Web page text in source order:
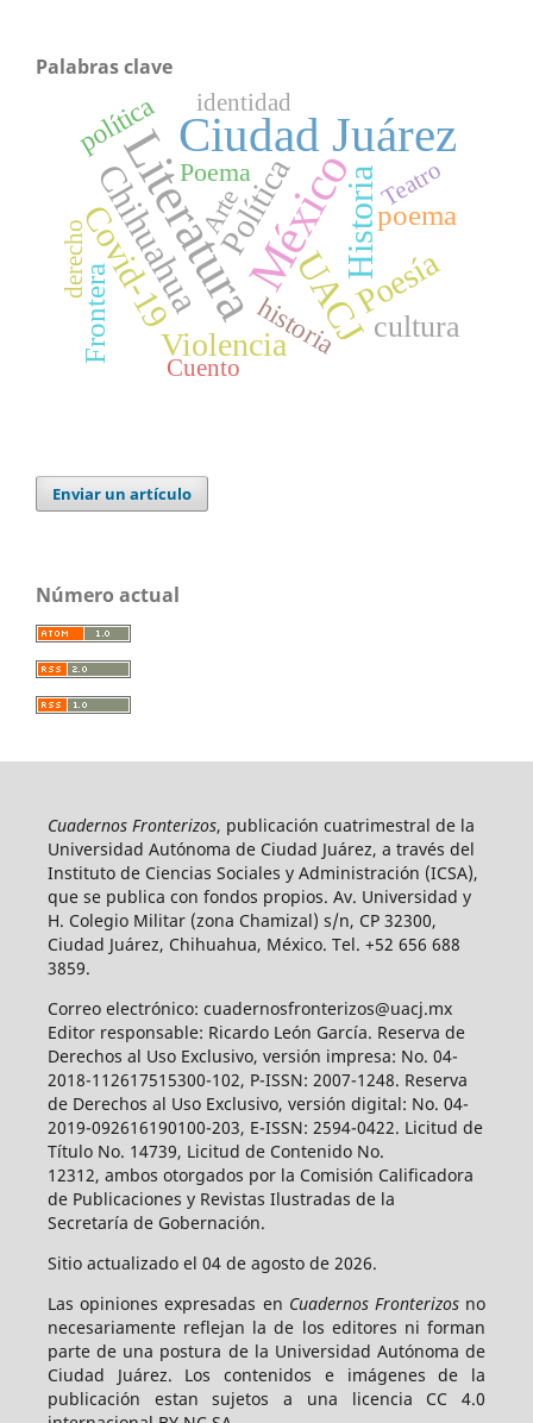
Palabras clave
Literatura
Ciudad Juárez
México
UACJ
Chihuahua Historia
Covid-19 Poesía
Violencia
Política
cultura
poema
Frontera
política
historia
Poema
Arte
derecho
Teatro
identidad
Cuento
Enviar un artículo
Número actual
Cuadernos Fronterizos, publicación cuatrimestral de la
Universidad Autónoma de Ciudad Juárez, a través del
Instituto de Ciencias Sociales y Administración (ICSA),
que se publica con fondos propios. Av. Universidad y
H. Colegio Militar (zona Chamizal) s/n, CP 32300,
Ciudad Juárez, Chihuahua, México. Tel. +52 656 688
3859.
Correo electrónico: cuadernosfronterizos@uacj.mx
Editor responsable: Ricardo León García. Reserva de
Derechos al Uso Exclusivo, versión impresa: No. 04-
2018-112617515300-102, P-ISSN: 2007-1248. Reserva
de Derechos al Uso Exclusivo, versión digital: No. 04-
2019-092616190100-203, E-ISSN: 2594-0422. Licitud de
Título No. 14739, Licitud de Contenido No.
12312, ambos otorgados por la Comisión Calificadora
de Publicaciones y Revistas Ilustradas de la
Secretaría de Gobernación.
Sitio actualizado el 04 de agosto de 2026.
Las opiniones expresadas en Cuadernos Fronterizosno
necesariamente reflejan la de los editores ni forman
parte de una postura de la Universidad Autónoma de
Ciudad Juárez. Los contenidos e imágenes de la
publicación estan sujetos a una licencia CC 4.0